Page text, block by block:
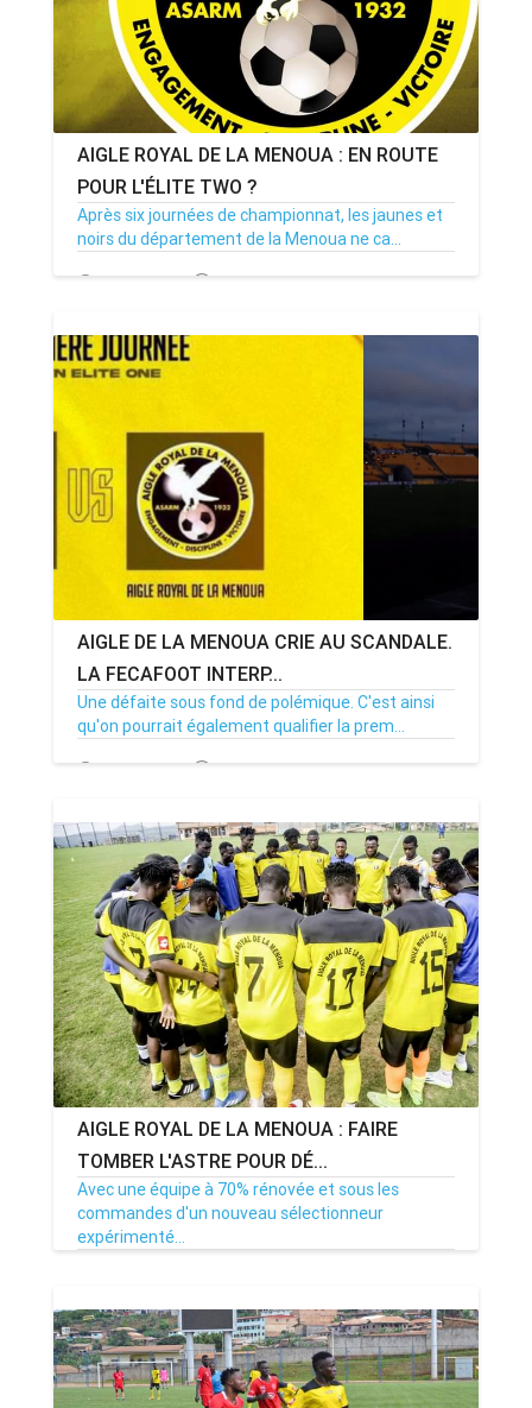
AIGLE ROYAL DE LA MENOUA : EN ROUTE
POUR L'ÉLITE TWO ?
Après six journées de championnat, les jaunes et
noirs du département de la Menoua ne ca...
08/11/23 Par MenouActu 0
AIGLE DE LA MENOUA CRIE AU SCANDALE.
LA FECAFOOT INTERP...
Une défaite sous fond de polémique. C'est ainsi
qu'on pourrait également qualifier la prem...
04/10/23 Par MenouActu 0
AIGLE ROYAL DE LA MENOUA : FAIRE
TOMBER L'ASTRE POUR DÉ...
Avec une équipe à 70% rénovée et sous les
commandes d'un nouveau sélectionneur
expérimenté...